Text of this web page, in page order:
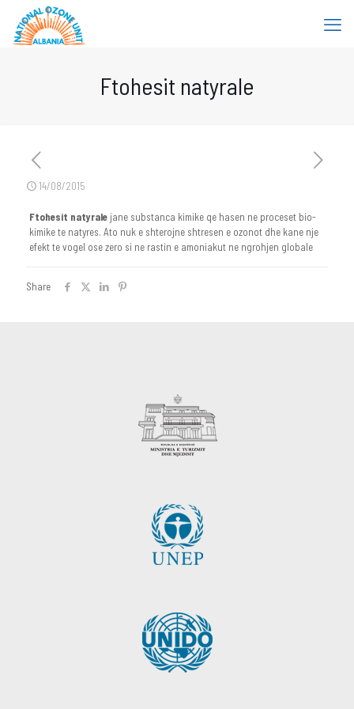
Ftohesit natyrale
14/08/2015
Ftohesit natyralejane substanca kimike qe hasen ne proceset bio-
kimike te natyres. Ato nuk e shterojne shtresen e ozonot dhe kane nje
efekt te vogel ose zero si ne rastin e amoniakut ne ngrohjen globale
Share